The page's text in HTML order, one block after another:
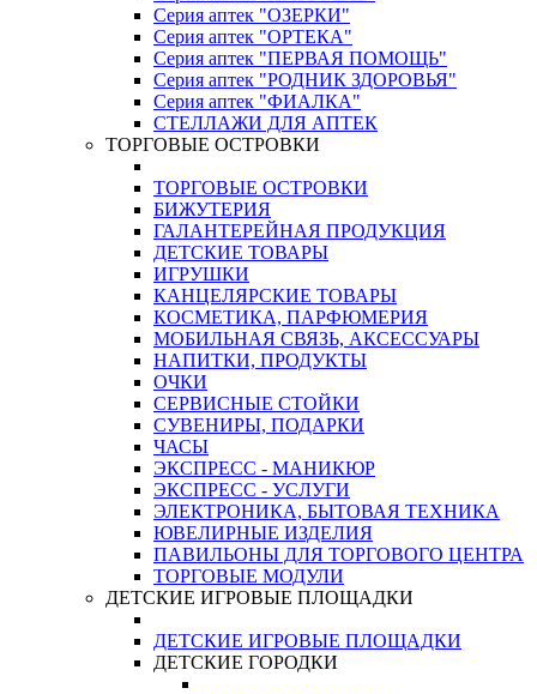
Серия аптек "ОЗЕРКИ"
Серия аптек "ОРТЕКА"
Серия аптек "ПЕРВАЯ ПОМОЩЬ"
Серия аптек "РОДНИК ЗДОРОВЬЯ"
Серия аптек "ФИАЛКА"
СТЕЛЛАЖИ ДЛЯ АПТЕК
ТОРГОВЫЕ ОСТРОВКИ
ТОРГОВЫЕ ОСТРОВКИ
БИЖУТЕРИЯ
ГАЛАНТЕРЕЙНАЯ ПРОДУКЦИЯ
ДЕТСКИЕ ТОВАРЫ
ИГРУШКИ
КАНЦЕЛЯРСКИЕ ТОВАРЫ
КОСМЕТИКА, ПАРФЮМЕРИЯ
МОБИЛЬНАЯ СВЯЗЬ, АКСЕССУАРЫ
НАПИТКИ, ПРОДУКТЫ
ОЧКИ
СЕРВИСНЫЕ СТОЙКИ
СУВЕНИРЫ, ПОДАРКИ
ЧАСЫ
ЭКСПРЕСС - МАНИКЮР
ЭКСПРЕСС - УСЛУГИ
ЭЛЕКТРОНИКА, БЫТОВАЯ ТЕХНИКА
ЮВЕЛИРНЫЕ ИЗДЕЛИЯ
ПАВИЛЬОНЫ ДЛЯ ТОРГОВОГО ЦЕНТРА
ТОРГОВЫЕ МОДУЛИ
ДЕТСКИЕ ИГРОВЫЕ ПЛОЩАДКИ
ДЕТСКИЕ ИГРОВЫЕ ПЛОЩАДКИ
ДЕТСКИЕ ГОРОДКИ